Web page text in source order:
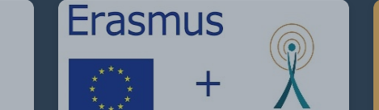
Ingeniería de Telecomunicación con la de
Administración y Dirección de Empresas